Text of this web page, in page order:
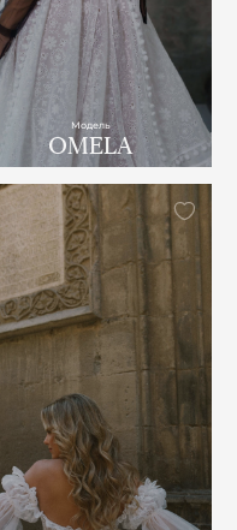
Модель
OMELA